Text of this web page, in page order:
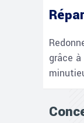
grâce